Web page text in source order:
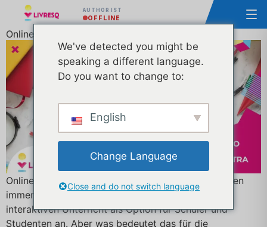
AUTHOR IST
OFFLINE
Online-Schule: Vor- und Nachteile
Online-Schule: Vor- und Nachteile Heutzutage bieten
immer mehr Schulen und Lehrer Online-Kurse und
interaktiven Unterricht als Option für Schüler und
Studenten an. Aber was bedeutet das für die
We've detected you might be
speaking a different language.
Do you want to change to:
English
Change Language
Close and do not switch language